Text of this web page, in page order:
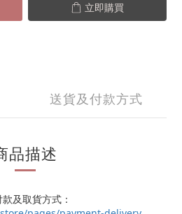
立即購買
送貨及付款方式
品描述
及取貨方式：